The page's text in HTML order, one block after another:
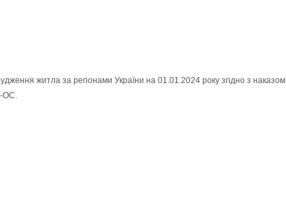
житла за регіонами України на 01.01.2024 року згідно з наказом
ОС.